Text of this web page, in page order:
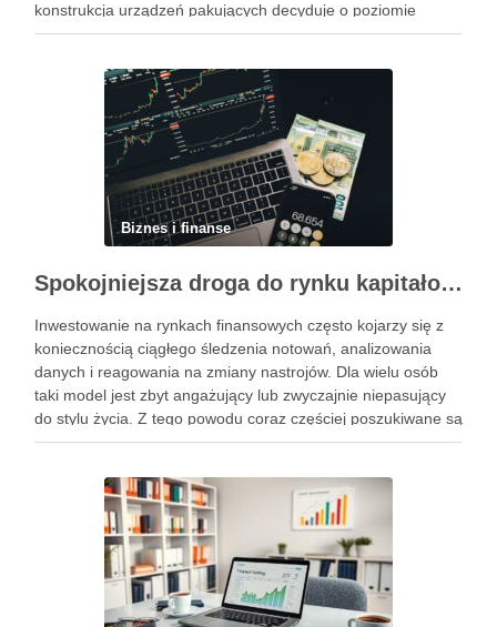
konstrukcja urządzeń pakujących decyduje o poziomie
higieny w zakładzie. Jak dobrać odpowiedni system
Powiązane wpisy: Jak …
Biznes i finanse
Spokojniejsza droga do rynku kapitałowego bez presji codziennych decyzji
Inwestowanie na rynkach finansowych często kojarzy się z
koniecznością ciągłego śledzenia notowań, analizowania
danych i reagowania na zmiany nastrojów. Dla wielu osób
taki model jest zbyt angażujący lub zwyczajnie niepasujący
do stylu życia. Z tego powodu coraz częściej poszukiwane są
rozwiązania, które pozwalają uczestniczyć w rynku w sposób